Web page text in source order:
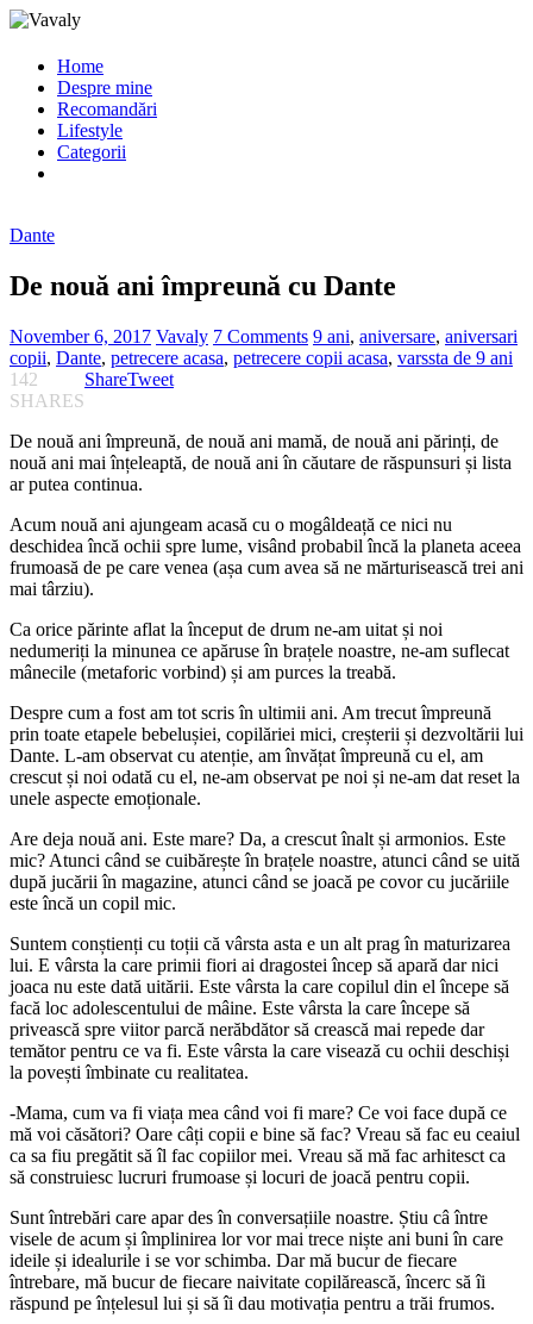
Home
Despre mine
Recomandări
Lifestyle
Categorii
Dante
De nouă ani împreună cu Dante
November 6, 2017 Vavaly 7 Comments 9 ani, aniversare, aniversari
copii, Dante, petrecere acasa, petrecere copii acasa, varssta de 9 ani
142
SHARES
ShareTweet
De nouă ani împreună, de nouă ani mamă, de nouă ani părinți, de
nouă ani mai înțeleaptă, de nouă ani în căutare de răspunsuri și lista
ar putea continua.
Acum nouă ani ajungeam acasă cu o mogâldeață ce nici nu
deschidea încă ochii spre lume, visând probabil încă la planeta aceea
frumoasă de pe care venea (așa cum avea să ne mărturisească trei ani
mai târziu).
Ca orice părinte aflat la început de drum ne-am uitat și noi
nedumeriți la minunea ce apăruse în brațele noastre, ne-am suflecat
mânecile (metaforic vorbind) și am purces la treabă.
Despre cum a fost am tot scris în ultimii ani. Am trecut împreună
prin toate etapele bebelușiei, copilăriei mici, creșterii și dezvoltării lui
Dante. L-am observat cu atenție, am învățat împreună cu el, am
crescut și noi odată cu el, ne-am observat pe noi și ne-am dat reset la
unele aspecte emoționale.
Are deja nouă ani. Este mare? Da, a crescut înalt și armonios. Este
mic? Atunci când se cuibărește în brațele noastre, atunci când se uită
după jucării în magazine, atunci când se joacă pe covor cu jucăriile
este încă un copil mic.
Suntem conștienți cu toții că vârsta asta e un alt prag în maturizarea
lui. E vârsta la care primii fiori ai dragostei încep să apară dar nici
joaca nu este dată uitării. Este vârsta la care copilul din el începe să
facă loc adolescentului de mâine. Este vârsta la care începe să
privească spre viitor parcă nerăbdător să crească mai repede dar
temător pentru ce va fi. Este vârsta la care visează cu ochii deschiși
la povești îmbinate cu realitatea.
-Mama, cum va fi viața mea când voi fi mare? Ce voi face după ce
mă voi căsători? Oare câți copii e bine să fac? Vreau să fac eu ceaiul
ca sa fiu pregătit să îl fac copiilor mei. Vreau să mă fac arhitesct ca
să construiesc lucruri frumoase și locuri de joacă pentru copii.
Sunt întrebări care apar des în conversațiile noastre. Știu câ între
visele de acum și împlinirea lor vor mai trece niște ani buni în care
ideile și idealurile i se vor schimba. Dar mă bucur de fiecare
întrebare, mă bucur de fiecare naivitate copilărească, încerc să îi
răspund pe înțelesul lui și să îi dau motivația pentru a trăi frumos.